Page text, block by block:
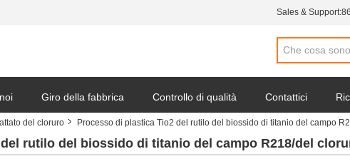
Sales & Support:
Giro della fabbrica Controllo di qualità Contattici
del cloruro Processo di plastica Tio2 del rutilo del biossido di titanio del campo
rutilo del biossido di titanio del campo R218/del